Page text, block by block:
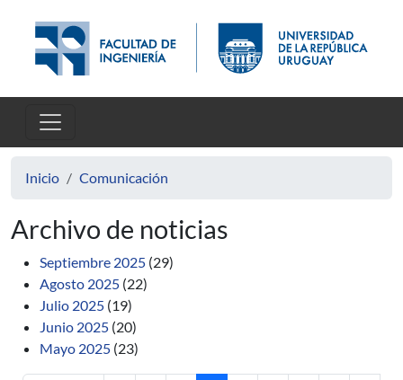
Inicio Comunicación
Archivo de noticias
Septiembre 2025 (29)
Agosto 2025 (22)
Julio 2025 (19)
Junio 2025 (20)
Mayo 2025 (23)